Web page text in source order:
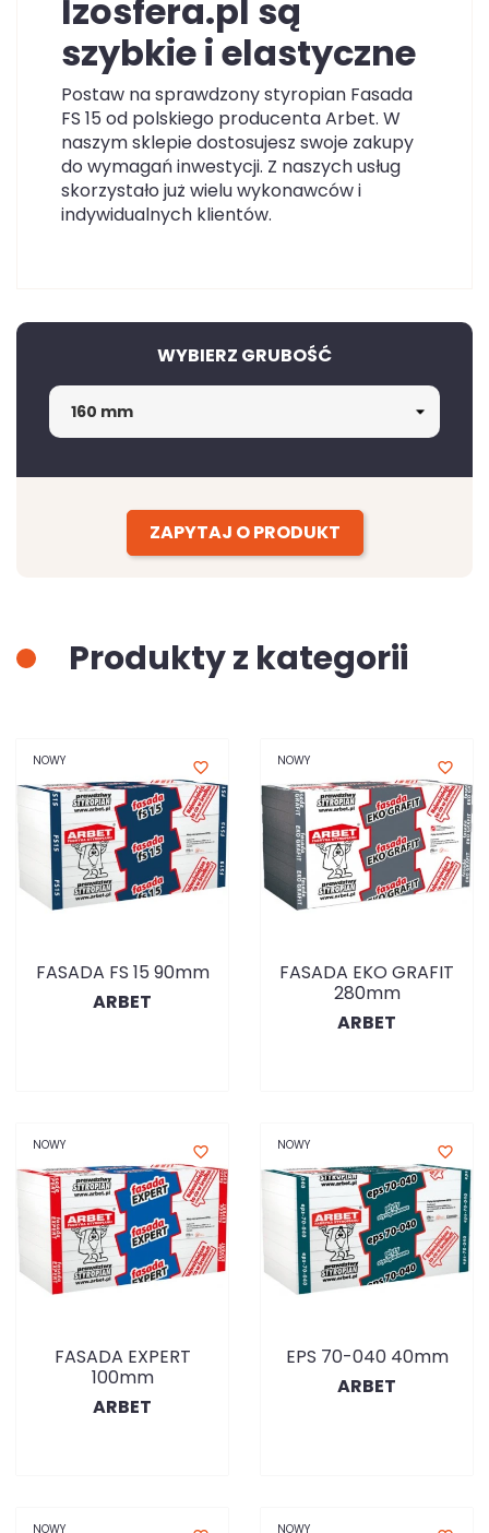
Izosfera.pl są
szybkie i elastyczne
Postaw na sprawdzony styropian Fasada
FS 15 od polskiego producenta Arbet. W
naszym sklepie dostosujesz swoje zakupy
do wymagań inwestycji. Z naszych usług
skorzystało już wielu wykonawców i
indywidualnych klientów.
WYBIERZ GRUBOŚĆ
ZAPYTAJ O PRODUKT
Produkty z kategorii
NOWY favorite_border
FASADA FS 15 90mm
ARBET
NOWY favorite_border
FASADA EKO GRAFIT
280mm
ARBET
NOWY favorite_border
FASADA EXPERT
100mm
ARBET
NOWY favorite_border
EPS 70-040 40mm
ARBET
NOWY NOWY